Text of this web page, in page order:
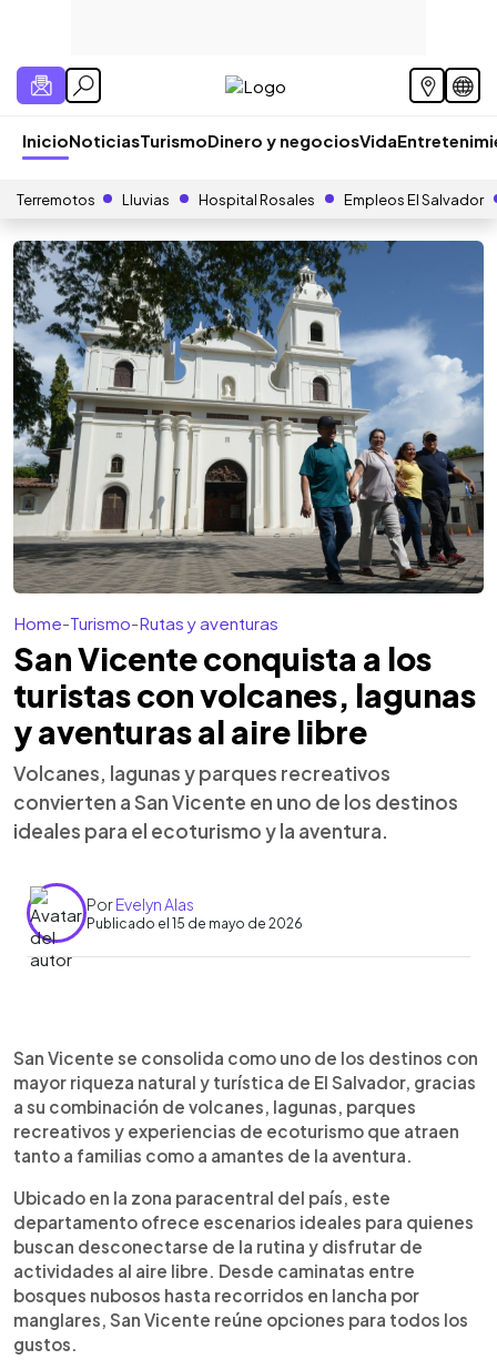
InicioNoticiasTurismoDinero y negociosVida
Terremotos Lluvias Hospital Rosales Empleos El Salvador
Home-Turismo-Rutas y aventuras
San Vicente conquista a los
turistas con volcanes, lagunas
y aventuras al aire libre
Volcanes, lagunas y parques recreativos
convierten a San Vicente en uno de los destinos
ideales para el ecoturismo y la aventura.
PorEvelyn Alas
Publicado el 15 de mayo de 2026
Escuchar artículo
San Vicente se posiciona como uno de los
destinos más atractivos de El Salvador gracias a
su riqueza natural y opciones de ecoturismo. El
volcán Chinchontepec destaca entre los
principales sitios para senderismo y aventura,
de Apastepeque ofrecen espacios ideales para
el descanso familiar. Además, el departamento
cuenta con experiencias rurales, recorridos por el
estero de Jaltepeque y parques ecoturísticos
rodeados de vegetación. La combinación de
paisajes, actividades al aire libre y gastronomía
típica convierte a San Vicente en una excelente
alternativa para quienes buscan disfrutar de la
San Vicente se consolida como uno de los destinos con
mayor riqueza natural y turística de El Salvador, gracias
a su combinación de volcanes, lagunas, parques
recreativos y experiencias de ecoturismo que atraen
tanto a familias como a amantes de la aventura.
Ubicado en la zona paracentral del país, este
departamento ofrece escenarios ideales para quienes
buscan desconectarse de la rutina y disfrutar de
actividades al aire libre. Desde caminatas entre
bosques nubosos hasta recorridos en lancha por
manglares, San Vicente reúne opciones para todos los
gustos.